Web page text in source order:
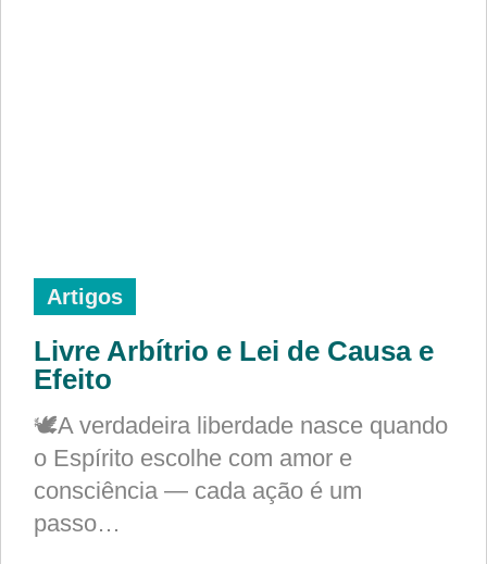
Artigos
Livre Arbítrio e Lei de Causa e
Efeito
🕊️A verdadeira liberdade nasce quando
o Espírito escolhe com amor e
consciência — cada ação é um
passo…